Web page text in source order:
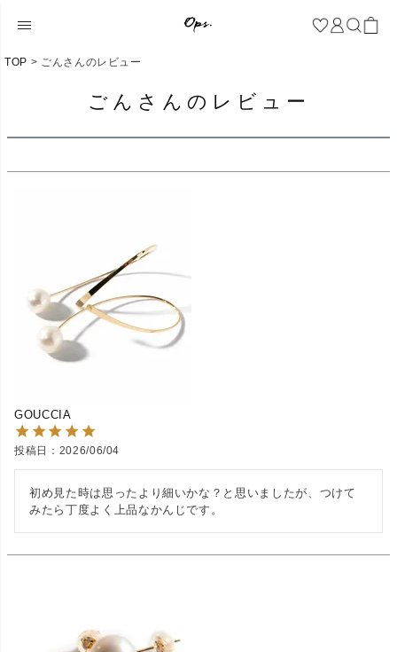
TOP ごんさんのレビュー
ごんさんのレビュー
GOUCCIA
投稿日 2026/06/04
初め見た時は思ったより細いかな？と思いましたが、つけて
みたら丁度よく上品なかんじです。